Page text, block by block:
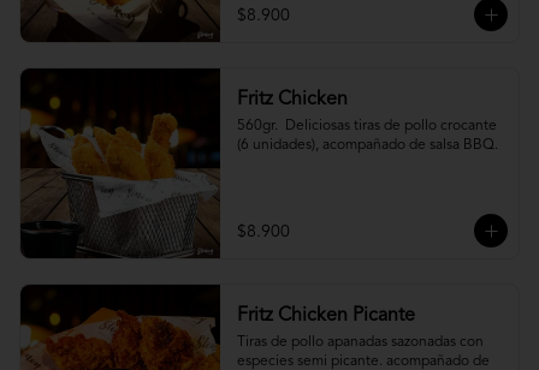
$8.900
Fritz Chicken
560gr.  Deliciosas tiras de pollo crocante
(6 unidades), acompañado de salsa BBQ.
$8.900
Fritz Chicken Picante
Tiras de pollo apanadas sazonadas con
especies semi picante. acompañado de